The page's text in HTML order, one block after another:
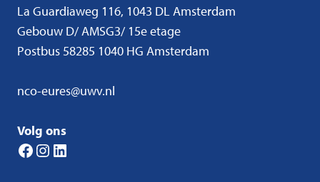
La Guardiaweg 116, 1043 DL Amsterdam
Gebouw D/ AMSG3/ 15e etage
Postbus 58285 1040 HG Amsterdam
nco-eures@uwv.nl
Volg ons
Facebook
Instagram
LinkedIn